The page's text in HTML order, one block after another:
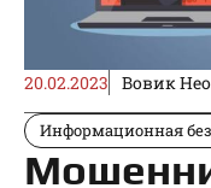
20.02.2023 Вовик Нео
Информационная